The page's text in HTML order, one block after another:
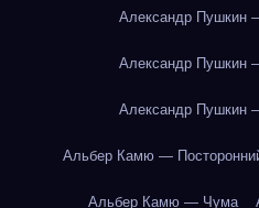
Александр Пушкин
Александр Пушкин
Александр Пушкин
Альбер Камю —
Альбер Камю — Чума